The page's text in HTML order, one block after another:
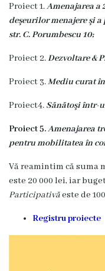
Instituții
subordonate
Funcţii
vacante
Secretar
Consilieri
Consiliului
Proiect 1.Amenajarea a
deşeurilor menajere şi
str. C. Porumbescu 10;
Proiect 2.Dezvoltare &
Proiect 3.Mediu curat
Proiect4. Sănătoşi într-
Proiect 5.Amenajarea
pentru mobilitatea în
Vă reamintim că suma
este 20 000 lei, iar
Participativăeste de
Registru proiecte